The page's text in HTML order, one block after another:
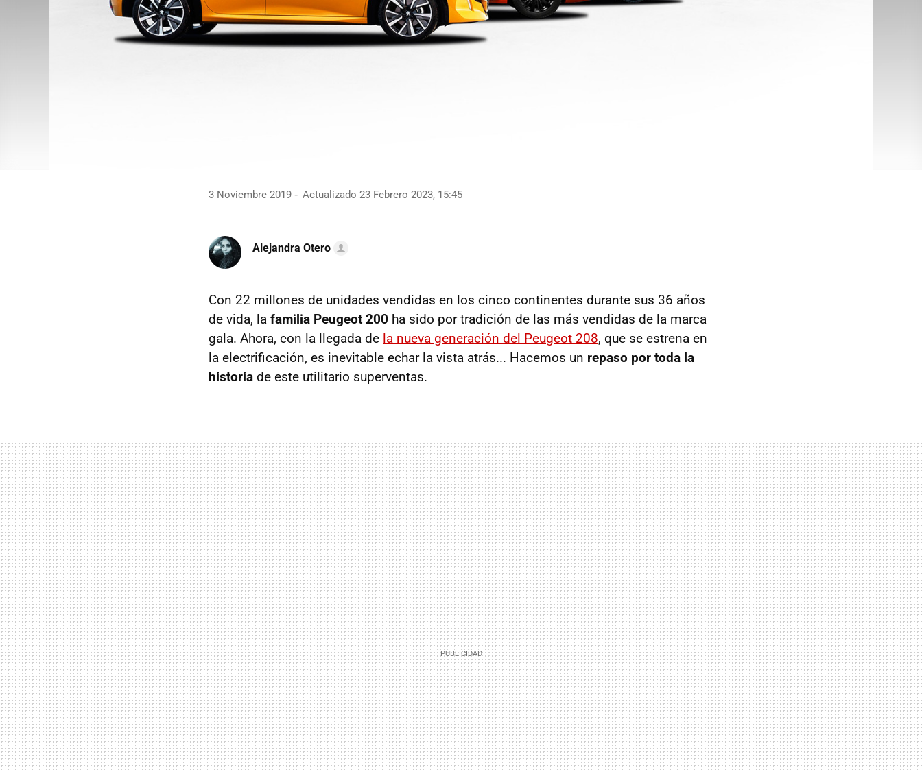
3 Noviembre 2019 Actualizado 23 Febrero 2023, 15:45
Alejandra Otero
Con 22 millones de unidades vendidas en los cinco continentes durante sus 36 años
de vida, la familia Peugeot 200 ha sido por tradición de las más vendidas de la marca
gala. Ahora, con la llegada de la nueva generación del Peugeot 208, que se estrena en
la electrificación, es inevitable echar la vista atrás... Hacemos un repaso por toda la
historia de este utilitario superventas.